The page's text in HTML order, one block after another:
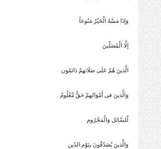
وَإذَا مَسَّهُ الْخَیْرُ مَنُوعاً
إلَّا الْمُصَلّینَ
الَّذینَ هُمْ عَلَی صَلَاتهمْ دَائمُون
وَالَّذینَ فی أَمْوَالهمْ حَقٌّ مَّعْلُومٌ
لّلسَّائل وَالْمَحْرُوم
وَالَّذینَ یُصَدّقُونَ بیَوْم الدّین